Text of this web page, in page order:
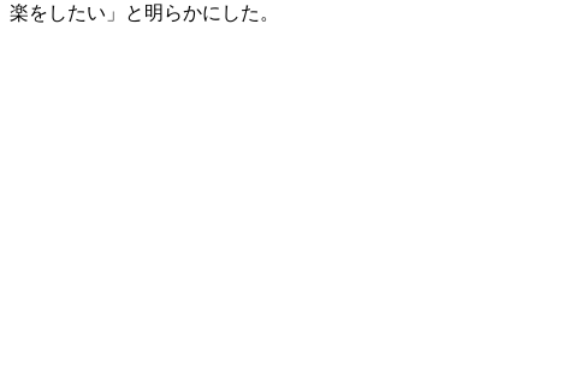
楽をしたい」と明らかにした。